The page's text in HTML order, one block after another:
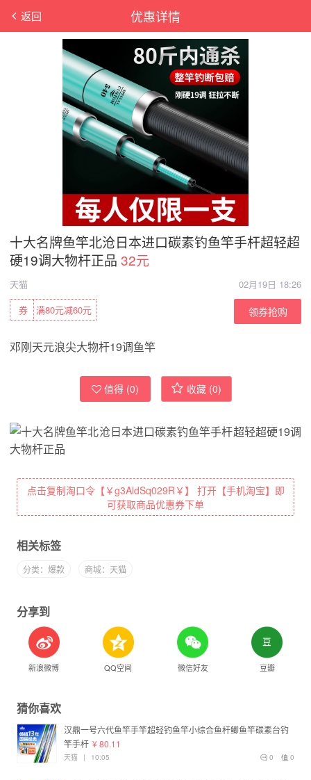
优惠详情
返回
十大名牌鱼竿北沧日本进口碳素钓鱼竿手杆超轻超
硬19调大物杆正品 32元
天猫
02月19日 18:26
满80元减60元
券 领券抢购
邓刚天元浪尖大物杆19调鱼竿
值得 (0) 收藏 (0)
点击复制淘口令【￥g3AldSq029R￥】 打开【手机淘宝】即
可获取商品优惠券下单
相关标签
分类：爆款 商城：天猫
分享到
新浪微博 QQ空间 微信好友 豆瓣
猜你喜欢
汉鼎一号六代鱼竿手竿超轻钓鱼竿小综合鱼杆鲫鱼竿碳素台钓
竿手杆 ¥ 80.11
0
0
天猫 | 10:05